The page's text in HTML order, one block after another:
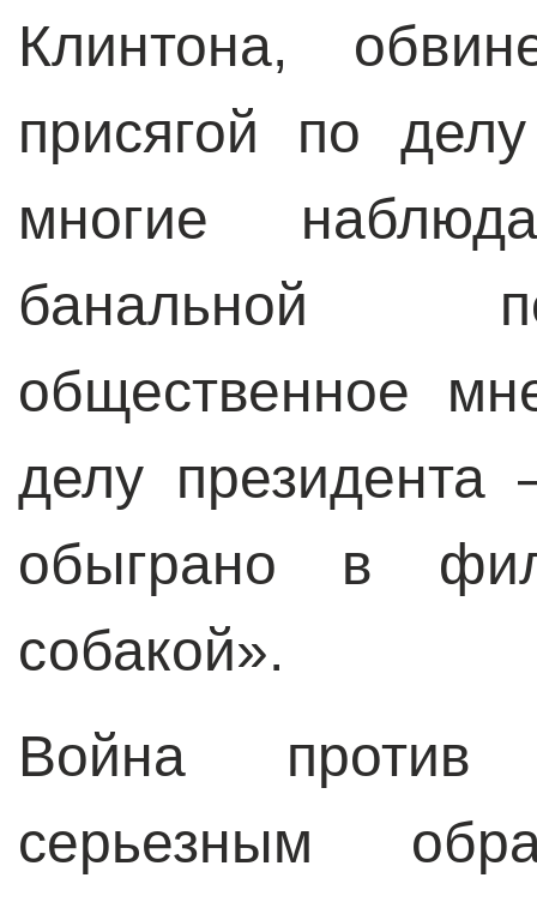
Клинтона,
присягой по
многие
банальной
общественное
делу президента
обыграно в
собакой».
Война
серьезным